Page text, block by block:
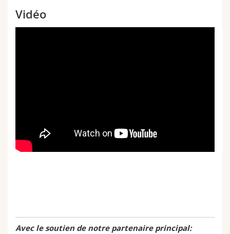
Vidéo
Avec le soutien de notre partenaire principal: